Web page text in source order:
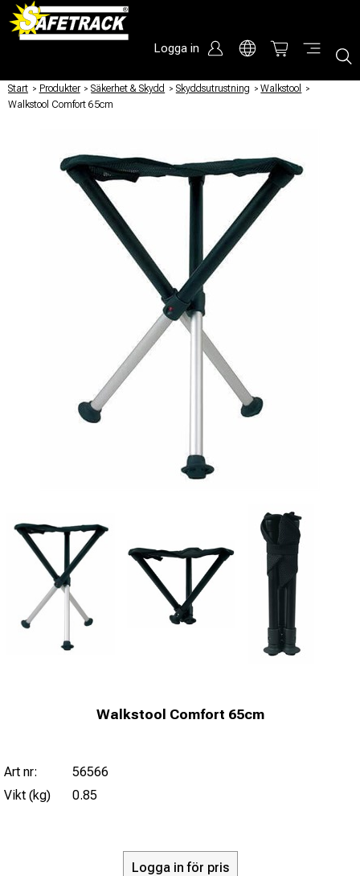
Logga in
Start / Produkter / Säkerhet & Skydd / Skyddsutrustning / Walkstool
/
Walkstool Comfort 65cm
Walkstool Comfort 65cm
Art nr:
56566
Vikt (kg)
0.85
Logga in för pris